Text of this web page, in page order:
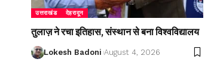
उत्तराखंड देहरादून
तुलाज़ ने रचा इतिहास, संस्थान से बना विश्वविद्यालय
Lokesh Badoni August 4, 2026